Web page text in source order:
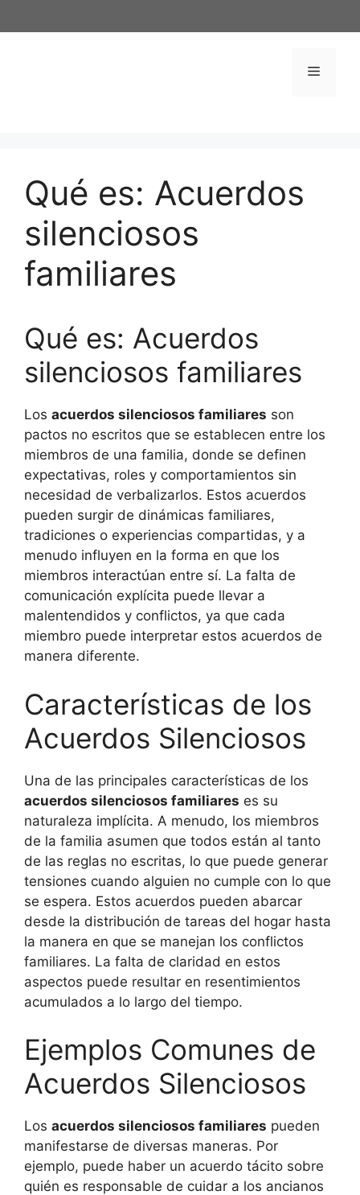
al
Menú
Qué es: Acuerdos
silenciosos
familiares
Qué es: Acuerdos
silenciosos familiares
Los acuerdos silenciosos familiares son
pactos no escritos que se establecen entre los
miembros de una familia, donde se definen
expectativas, roles y comportamientos sin
necesidad de verbalizarlos. Estos acuerdos
pueden surgir de dinámicas familiares,
tradiciones o experiencias compartidas, y a
menudo influyen en la forma en que los
miembros interactúan entre sí. La falta de
comunicación explícita puede llevar a
malentendidos y conflictos, ya que cada
miembro puede interpretar estos acuerdos de
manera diferente.
Características de los
Acuerdos Silenciosos
Una de las principales características de los
acuerdos silenciosos familiares es su
naturaleza implícita. A menudo, los miembros
de la familia asumen que todos están al tanto
de las reglas no escritas, lo que puede generar
tensiones cuando alguien no cumple con lo que
se espera. Estos acuerdos pueden abarcar
desde la distribución de tareas del hogar hasta
la manera en que se manejan los conflictos
familiares. La falta de claridad en estos
aspectos puede resultar en resentimientos
acumulados a lo largo del tiempo.
Ejemplos Comunes de
Acuerdos Silenciosos
Los acuerdos silenciosos familiares pueden
manifestarse de diversas maneras. Por
ejemplo, puede haber un acuerdo tácito sobre
quién es responsable de cuidar a los ancianos